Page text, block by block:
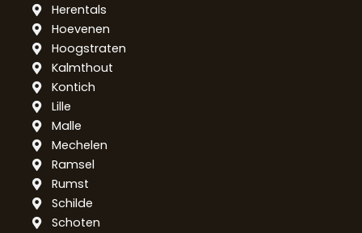
Herentals
Hoevenen
Hoogstraten
Kalmthout
Kontich
Lille
Malle
Mechelen
Ramsel
Rumst
Schilde
Schoten